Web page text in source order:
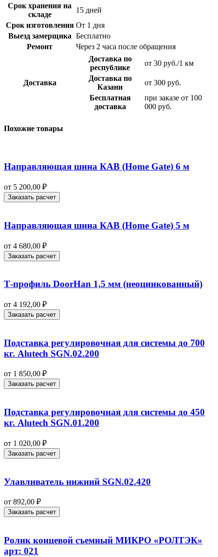
Срок хранения на
складе
15 дней
Срок изготовления От 1 дня
Выезд замерщика Бесплатно
Ремонт
Через 2 часа после обращения
Доставка
Доставка по
республике
от 30 руб./1 км
Доставка по
Казани
от 300 руб.
Бесплатная
доставка
при заказе от 100
000 руб.
Похожие товары
Направляющая шина КАВ (Home Gate) 6 м
от 5 200,00 ₽
Заказать расчет
Направляющая шина КАВ (Home Gate) 5 м
от 4 680,00 ₽
Заказать расчет
Т-профиль DoorHan 1,5 мм (неоцинкованный)
от 4 192,00 ₽
Заказать расчет
Подставка регулировочная для системы до 700
кг. Alutech SGN.02.200
от 1 850,00 ₽
Заказать расчет
Подставка регулировочная для системы до 450
кг. Alutech SGN.01.200
от 1 020,00 ₽
Заказать расчет
Улавливатель нижний SGN.02.420
от 892,00 ₽
Заказать расчет
Ролик концевой съемный МИКРО «РОЛТЭК»
арт: 021